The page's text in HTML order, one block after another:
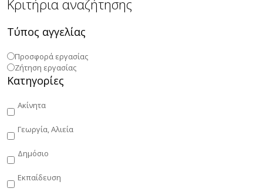
Κριτήρια αναζήτησης
Τύπος αγγελίας
Προσφορά εργασίας
Ζήτηση εργασίας
Κατηγορίες
Ακίνητα
Γεωργία, Αλιεία
Δημόσιο
Εκπαίδευση